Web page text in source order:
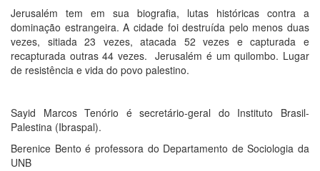
Jerusalém tem em sua biografia, lutas históricas contra a
dominação estrangeira. A cidade foi destruída pelo menos duas
vezes, sitiada 23 vezes, atacada 52 vezes e capturada e
recapturada outras 44 vezes. Jerusalém é um quilombo. Lugar
de resistência e vida do povo palestino.
Sayid Marcos Tenório é secretário-geral do Instituto Brasil-
Palestina (Ibraspal).
Berenice Bento é professora do Departamento de Sociologia da
UNB